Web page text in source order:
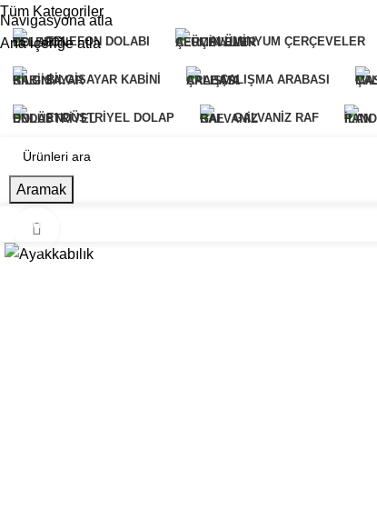
Navigasyona atla
Ana içeriğe atla
Tüm Kategoriler
TELEFON DOLABI ALÜMINYUM ÇERÇEVELER
BILGISAYAR KABINI ÇALIŞMA ARABASI
ENDÜSTRIYEL DOLAP GALVANIZ RAF
Aramak
Tüm Kategoriler